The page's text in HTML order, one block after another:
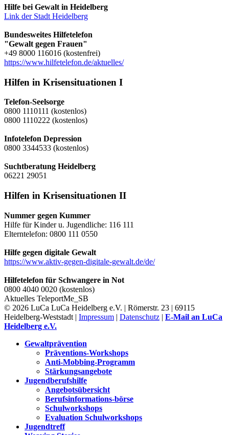
Hilfe bei Gewalt in Heidelberg
Link der Stadt Heidelberg
Bundesweites Hilfetelefon
"Gewalt gegen Frauen"
+49 8000 116016 (kostenfrei)
https://www.hilfetelefon.de/aktuelles/
Hilfen in Krisensituationen I
Telefon-Seelsorge
0800 1110111 (kostenlos)
0800 1110222 (kostenlos)
Infotelefon Depression
0800 3344533 (kostenlos)
Suchtberatung Heidelberg
06221 29051
Hilfen in Krisensituationen II
Nummer gegen Kummer
Hilfe für Kinder u. Jugendliche: 116 111
Elterntelefon: 0800 111 0550
Hilfe gegen digitale Gewalt
https://www.aktiv-gegen-digitale-gewalt.de/de/
Hilfetelefon für Schwangere in Not
0800 4040 0020 (kostenlos)
Aktuelles TeleportMe_SB
© 2026 LuCa LuCa Heidelberg e.V. | Römerstr. 23 | 69115
Heidelberg-Weststadt | Impressum | Datenschutz | E-Mail an LuCa
Heidelberg e.V.
Gewaltprävention
Präventions-Workshops
Anti-Mobbing-Programm
Stärkungsangebote
Jugendberufshilfe
Angebotsübersicht
Berufsinformations-börse
Schulworkshops
Evaluation Schulworkshops
Jugendtreff